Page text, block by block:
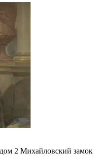
2 Михайловский замок